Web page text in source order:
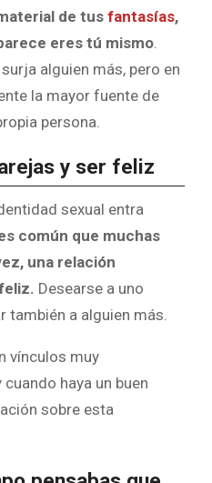
de tus fantasías,
eres tú mismo
alguien más, pero en
la mayor fuente de
persona.
y ser feliz
sexual entra
común que muchas
una relación
Desearse a uno
también a alguien más.
vínculos muy
haya un buen
sobre esta